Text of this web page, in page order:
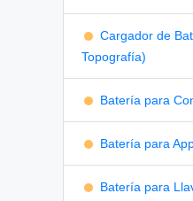
Cargador de
Topografía)
Batería para
Batería para
Batería para